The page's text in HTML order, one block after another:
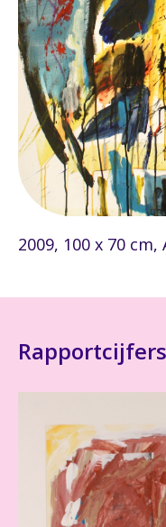
2009, 100 x 70
Rapportcijfers